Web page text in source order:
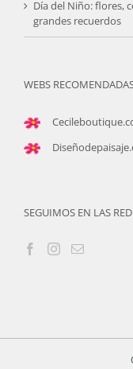
Día del Niño: flores,
grandes recuerdos
WEBS
SEGUIMOS EN LAS